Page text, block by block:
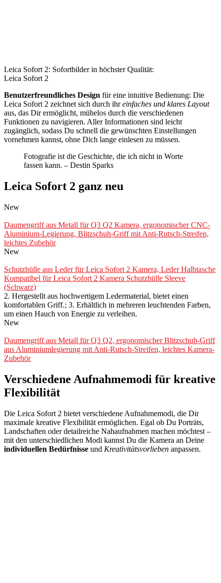
Leica Sofort 2: Sofortbilder in höchster Qualität:
Leica Sofort 2
Benutzerfreundliches Design für eine intuitive Bedienung: Die
Leica Sofort 2 zeichnet sich durch ihreinfaches und klares Layout
aus, das Dir ermöglicht, mühelos durch die verschiedenen
Funktionen zu navigieren. Aller Informationen sind leicht
zugänglich, sodass Du schnell die gewünschten Einstellungen
vornehmen kannst, ohne Dich lange einlesen zu müssen.
Fotografie ist die Geschichte, die ich nicht in Worte
fassen kann. – Destin Sparks
Leica Sofort 2 ganz neu
New
Daumengriff aus Metall für Q3 Q2 Kamera, ergonomischer CNC-
Aluminium-Legierung, Blitzschuh-Griff mit Anti-Rutsch-Streifen,
leichtes Zubehör
New
Schutzhülle aus Leder für Leica Sofort 2 Kamera, Leder Halbtasche
Kompatibel für Leica Sofort 2 Kamera Schutzhülle Sleeve
(Schwarz)
2. Hergestellt aus hochwertigem Ledermaterial, bietet einen
komfortablen Griff.; 3. Erhältlich in mehreren leuchtenden Farben,
um einen Hauch von Energie zu verleihen.
New
Daumengriff aus Metall für Q3 Q2, ergonomischer Blitzschuh-Griff
aus Aluminiumlegierung mit Anti-Rutsch-Streifen, leichtes Kamera-
Zubehör
Verschiedene Aufnahmemodi für kreative
Flexibilität
Die Leica Sofort 2 bietet verschiedene Aufnahmemodi, die Dir
maximale kreative Flexibilität ermöglichen. Egal ob Du Porträts,
Landschaften oder detailreiche Nahaufnahmen machen möchtest –
mit den unterschiedlichen Modi kannst Du die Kamera an Deine
individuellen Bedürfnisse und Kreativitätsvorlieben anpassen.